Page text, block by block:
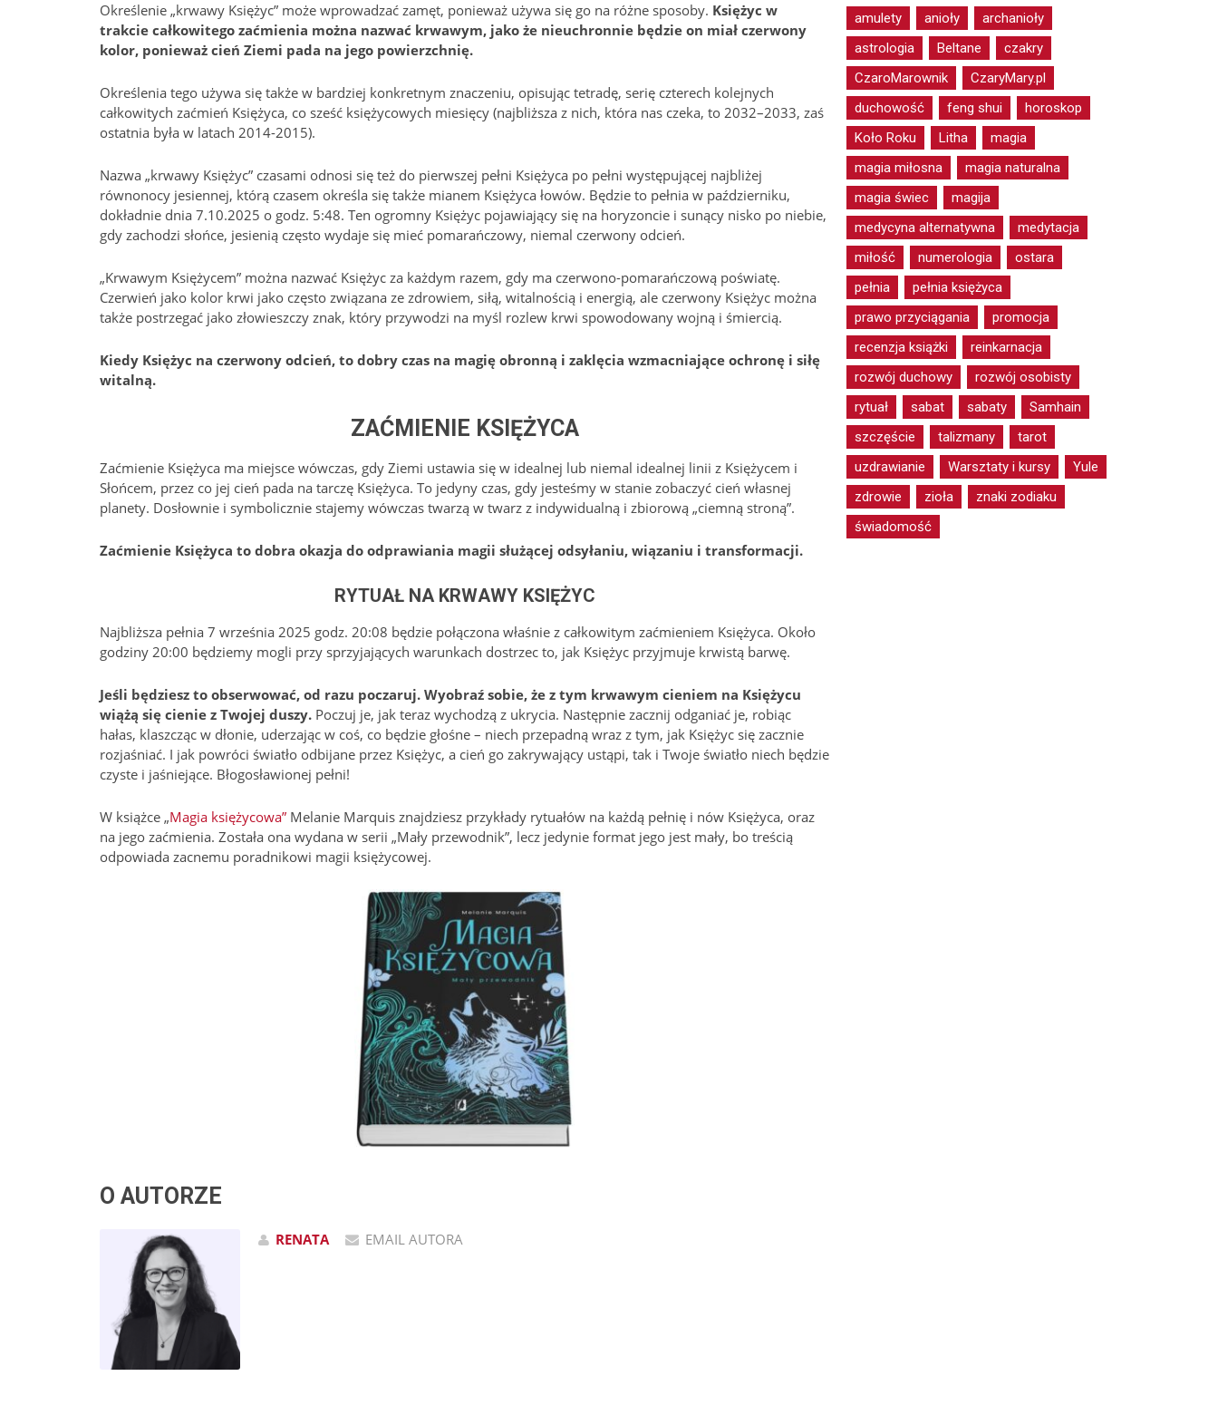
Określenie „krwawy Księżyc” może wprowadzać zamęt, ponieważ używa się go na różne sposoby. Księżyc w
trakcie całkowitego zaćmienia można nazwać krwawym, jako że nieuchronnie będzie on miał czerwony
kolor, ponieważ cień Ziemi pada na jego powierzchnię.
Określenia tego używa się także w bardziej konkretnym znaczeniu, opisując tetradę, serię czterech kolejnych
całkowitych zaćmień Księżyca, co sześć księżycowych miesięcy (najbliższa z nich, która nas czeka, to 2032–2033, zaś
ostatnia była w latach 2014-2015).
Nazwa „krwawy Księżyc” czasami odnosi się też do pierwszej pełni Księżyca po pełni występującej najbliżej
równonocy jesiennej, którą czasem określa się także mianem Księżyca łowów. Będzie to pełnia w październiku,
dokładnie dnia 7.10.2025 o godz. 5:48. Ten ogromny Księżyc pojawiający się na horyzoncie i sunący nisko po niebie,
gdy zachodzi słońce, jesienią często wydaje się mieć pomarańczowy, niemal czerwony odcień.
„Krwawym Księżycem” można nazwać Księżyc za każdym razem, gdy ma czerwono-pomarańczową poświatę.
Czerwień jako kolor krwi jako często związana ze zdrowiem, siłą, witalnością i energią, ale czerwony Księżyc można
także postrzegać jako złowieszczy znak, który przywodzi na myśl rozlew krwi spowodowany wojną i śmiercią.
Kiedy Księżyc na czerwony odcień, to dobry czas na magię obronną i zaklęcia wzmacniające ochronę i siłę
witalną.
ZAĆMIENIE KSIĘŻYCA
Zaćmienie Księżyca ma miejsce wówczas, gdy Ziemi ustawia się w idealnej lub niemal idealnej linii z Księżycem i
Słońcem, przez co jej cień pada na tarczę Księżyca. To jedyny czas, gdy jesteśmy w stanie zobaczyć cień własnej
planety. Dosłownie i symbolicznie stajemy wówczas twarzą w twarz z indywidualną i zbiorową „ciemną stroną”.
Zaćmienie Księżyca to dobra okazja do odprawiania magii służącej odsyłaniu, wiązaniu i transformacji.
RYTUAŁ NA KRWAWY KSIĘŻYC
Najbliższa pełnia 7 września 2025 godz. 20:08 będzie połączona właśnie z całkowitym zaćmieniem Księżyca. Około
godziny 20:00 będziemy mogli przy sprzyjających warunkach dostrzec to, jak Księżyc przyjmuje krwistą barwę.
Jeśli będziesz to obserwować, od razu poczaruj. Wyobraź sobie, że z tym krwawym cieniem na Księżycu
wiążą się cienie z Twojej duszy. Poczuj je, jak teraz wychodzą z ukrycia. Następnie zacznij odganiać je, robiąc
hałas, klaszcząc w dłonie, uderzając w coś, co będzie głośne – niech przepadną wraz z tym, jak Księżyc się zacznie
rozjaśniać. I jak powróci światło odbijane przez Księżyc, a cień go zakrywający ustąpi, tak i Twoje światło niech będzie
czyste i jaśniejące. Błogosławionej pełni!
W książce „Magia księżycowa” Melanie Marquis znajdziesz przykłady rytuałów na każdą pełnię i nów Księżyca, oraz
na jego zaćmienia. Została ona wydana w serii „Mały przewodnik”, lecz jedynie format jego jest mały, bo treścią
odpowiada zacnemu poradnikowi magii księżycowej.
O AUTORZE
RENATA EMAIL AUTORA
amulety anioły
archanioły
astrologia
Beltane
czakry
CzaroMarownik
CzaryMary.pl
duchowość
feng shui
horoskop
Koło Roku
Litha
magia
magia miłosna
magia naturalna
magia świec
magija
medycyna alternatywna
medytacja
miłość
numerologia
ostara
pełnia
pełnia księżyca
prawo przyciągania
promocja
recenzja książki
reinkarnacja
rozwój duchowy
rozwój osobisty
rytuał
sabat sabaty
Samhain
szczęście
talizmany
tarot
uzdrawianie
Warsztaty i kursy
Yule
zdrowie
zioła
znaki zodiaku
świadomość